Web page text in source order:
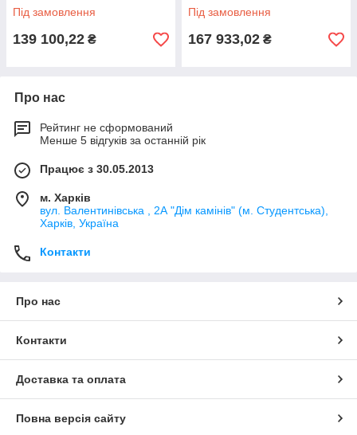
Під замовлення
139 100,22 ₴
Під замовлення
167 933,02 ₴
Про нас
Рейтинг не сформований
Менше 5 відгуків за останній рік
Працює з 30.05.2013
м. Харків
вул. Валентинівська , 2А "Дім камінів" (м. Студентська),
Харків, Україна
Контакти
Про нас
Контакти
Доставка та оплата
Повна версія сайту